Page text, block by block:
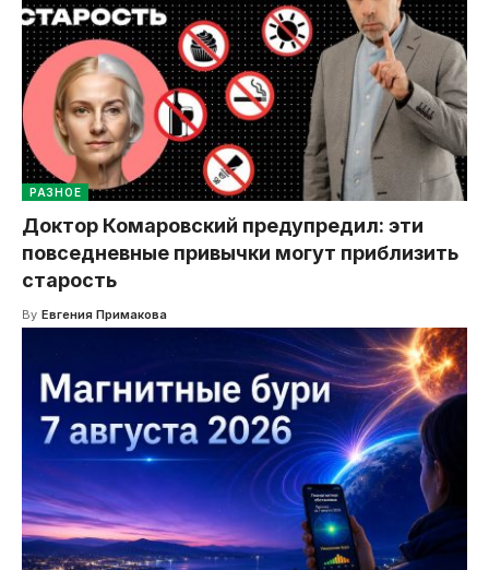
РАЗНОЕ
Доктор Комаровский предупредил: эти
повседневные привычки могут приблизить
старость
By Евгения Примакова